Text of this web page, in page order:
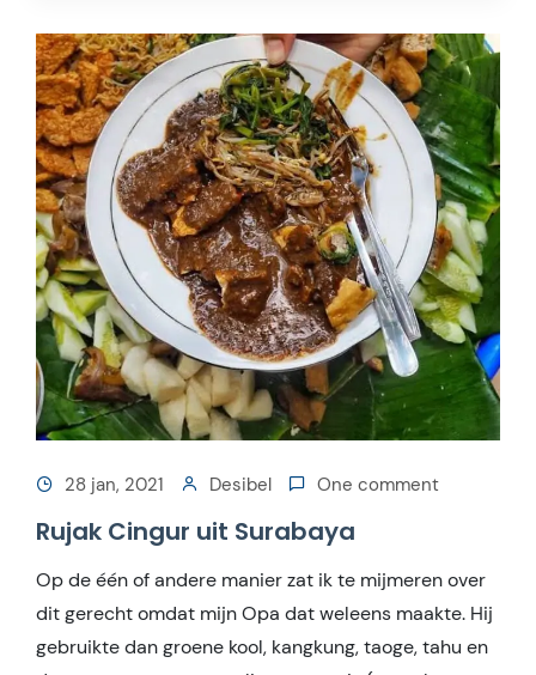
28 jan, 2021 Desibel One comment
Rujak Cingur uit Surabaya
Op de één of andere manier zat ik te mijmeren over
dit gerecht omdat mijn Opa dat weleens maakte. Hij
gebruikte dan groene kool, kangkung, taoge, tahu en